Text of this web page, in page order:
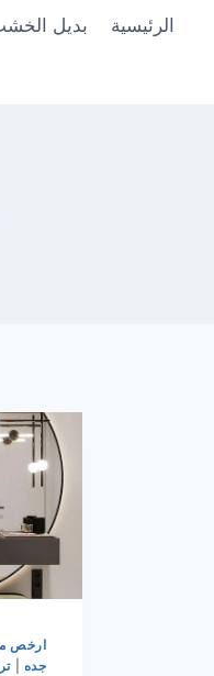
الرئيسية بديل
ارخص
جده